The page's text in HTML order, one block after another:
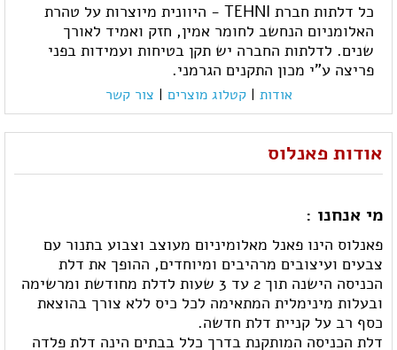
כל דלתות חברת TEHNI - היוונית מיוצרות על טהרת
האלומניום הנחשב לחומר אמין, חזק ואמיד לאורך
שנים. לדלתות החברה יש תקן בטיחות ועמידות בפני
פריצה ע"י מכון התקנים הגרמני.
אודות | קטלוג מוצרים | צור קשר
אודות פאנלוס
מי אנחנו :
פאנלוס הינו פאנל מאלומיניום מעוצב וצבוע בתנור עם
צבעים ועיצובים מרהיבים ומיוחדים, ההופך את דלת
הכניסה הישנה תוך 2 עד 3 שעות לדלת מחודשת ומרשימה
ובעלות מינימלית המתאימה לכל כיס ללא צורך בהוצאת
כסף רב על קניית דלת חדשה.
דלת הכניסה המותקנת בדרך כלל בבתים הינה דלת פלדה